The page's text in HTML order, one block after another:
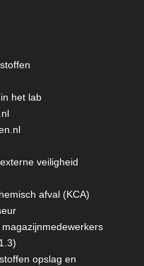
het lab
veiligheid
afval (KCA)
opslag en